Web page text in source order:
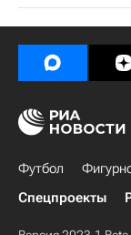
Футбол
Спецпроекты